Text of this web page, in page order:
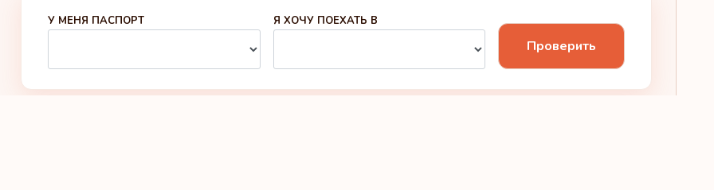
У МЕНЯ ПАСПОРТ Я ХОЧУ ПОЕХАТЬ В
Проверить